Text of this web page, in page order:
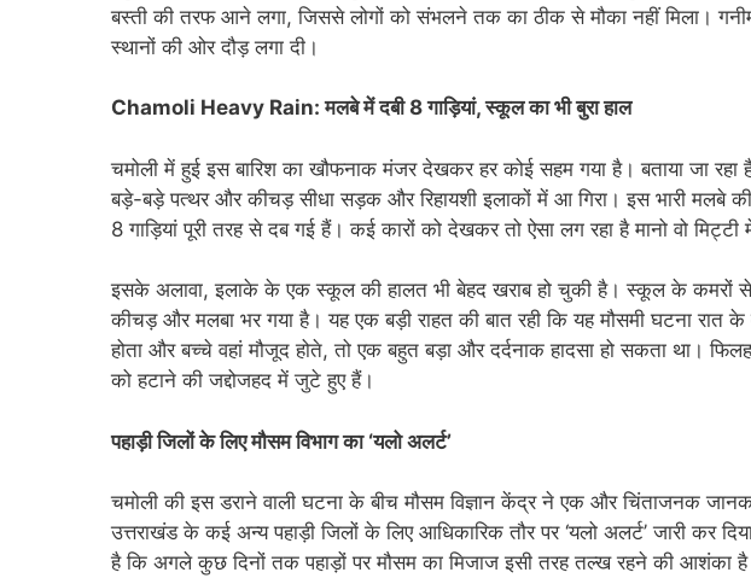
बस्ती की तरफ आने लगा, जिससे लोगों को संभलने तक का ठीक से मौका नहीं मिला।
स्थानों की ओर दौड़ लगा दी।
Chamoli Heavy Rain: मलबे में दबी 8 गाड़ियां, स्कूल का भी बुरा हाल
चमोली में हुई इस बारिश का खौफनाक मंजर देखकर हर कोई सहम गया है। बताया जा रहा है
बड़े-बड़े पत्थर और कीचड़ सीधा सड़क और रिहायशी इलाकों में आ गिरा। इस भारी
8 गाड़ियां पूरी तरह से दब गई हैं। कई कारों को देखकर तो ऐसा लग रहा है मानो वो मिट्टी
इसके अलावा, इलाके के एक स्कूल की हालत भी बेहद खराब हो चुकी है। स्कूल के
कीचड़ और मलबा भर गया है। यह एक बड़ी राहत की बात रही कि यह मौसमी घटना
होता और बच्चे वहां मौजूद होते, तो एक बहुत बड़ा और दर्दनाक हादसा हो सकता था।
को हटाने की जद्दोजहद में जुटे हुए हैं।
पहाड़ी जिलों के लिए मौसम विभाग का ‘यलो अलर्ट’
चमोली की इस डराने वाली घटना के बीच मौसम विज्ञान केंद्र ने एक और चिंताजनक
उत्तराखंड के कई अन्य पहाड़ी जिलों के लिए आधिकारिक तौर पर ‘यलो अलर्ट’ जारी कर
है कि अगले कुछ दिनों तक पहाड़ों पर मौसम का मिजाज इसी तरह तल्ख रहने की आशंका